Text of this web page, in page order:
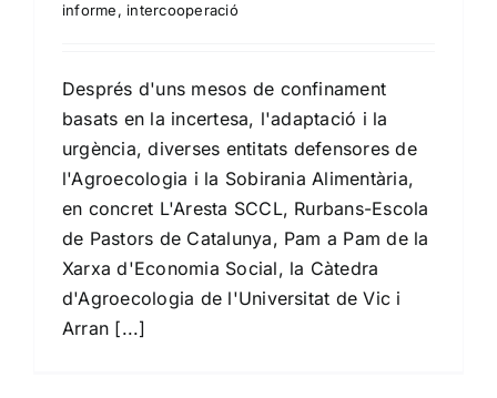
informe, intercooperació
Després d'uns mesos de confinament
basats en la incertesa, l'adaptació i la
urgència, diverses entitats defensores de
l'Agroecologia i la Sobirania Alimentària,
en concret L'Aresta SCCL, Rurbans-Escola
de Pastors de Catalunya, Pam a Pam de la
Xarxa d'Economia Social, la Càtedra
d'Agroecologia de l'Universitat de Vic i
Arran [...]